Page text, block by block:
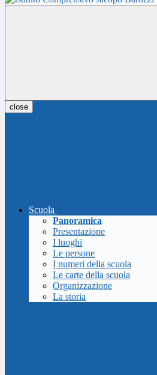
close
Scuola
Panoramica
Presentazione
I luoghi
Le persone
I numeri della scuola
Le carte della scuola
Organizzazione
La storia